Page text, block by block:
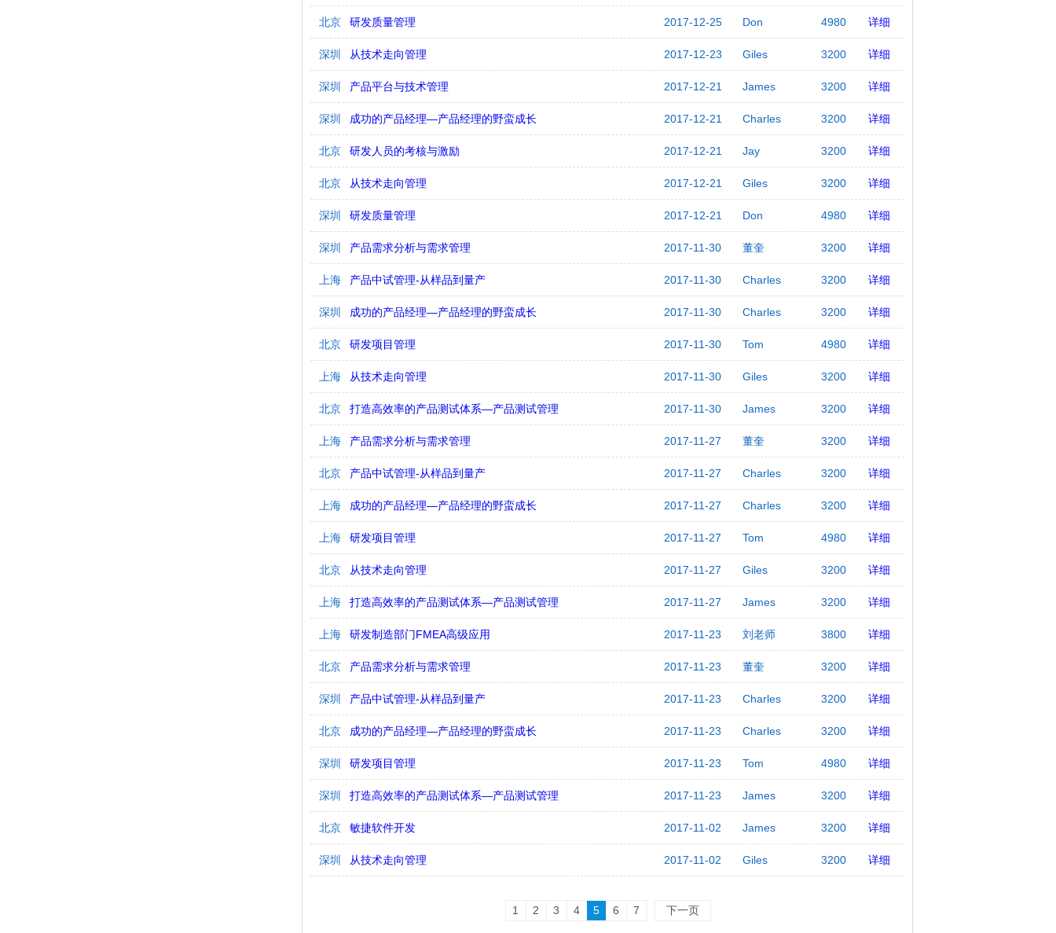
北京 研发质量管理 2017-12-25 Don 4980 详细
深圳 从技术走向管理 2017-12-23 Giles 3200 详细
深圳 产品平台与技术管理 2017-12-21 James 3200 详细
深圳 成功的产品经理—产品经理的野蛮成长 2017-12-21 Charles 3200 详细
北京 研发人员的考核与激励 2017-12-21 Jay 3200 详细
北京 从技术走向管理 2017-12-21 Giles 3200 详细
深圳 研发质量管理 2017-12-21 Don 4980 详细
深圳 产品需求分析与需求管理 2017-11-30 董奎 3200 详细
上海 产品中试管理-从样品到量产 2017-11-30 Charles 3200 详细
深圳 成功的产品经理—产品经理的野蛮成长 2017-11-30 Charles 3200 详细
北京 研发项目管理 2017-11-30 Tom 4980 详细
上海 从技术走向管理 2017-11-30 Giles 3200 详细
北京 打造高效率的产品测试体系—产品测试管理 2017-11-30 James 3200 详细
上海 产品需求分析与需求管理 2017-11-27 董奎 3200 详细
北京 产品中试管理-从样品到量产 2017-11-27 Charles 3200 详细
上海 成功的产品经理—产品经理的野蛮成长 2017-11-27 Charles 3200 详细
上海 研发项目管理 2017-11-27 Tom 4980 详细
北京 从技术走向管理 2017-11-27 Giles 3200 详细
上海 打造高效率的产品测试体系—产品测试管理 2017-11-27 James 3200 详细
上海 研发制造部门FMEA高级应用 2017-11-23 刘老师 3800 详细
北京 产品需求分析与需求管理 2017-11-23 董奎 3200 详细
深圳 产品中试管理-从样品到量产 2017-11-23 Charles 3200 详细
北京 成功的产品经理—产品经理的野蛮成长 2017-11-23 Charles 3200 详细
深圳 研发项目管理 2017-11-23 Tom 4980 详细
深圳 打造高效率的产品测试体系—产品测试管理 2017-11-23 James 3200 详细
北京 敏捷软件开发 2017-11-02 James 3200 详细
深圳 从技术走向管理 2017-11-02 Giles 3200 详细
1 2 3 4 5 6 7 下一页